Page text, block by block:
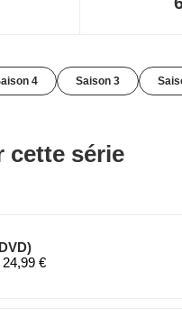
4 Saison 3
cette série
€